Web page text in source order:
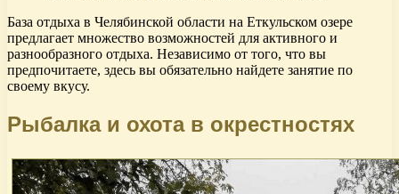
База отдыха в Челябинской области на Еткульском озере
предлагает множество возможностей для активного и
разнообразного отдыха. Независимо от того, что вы
предпочитаете, здесь вы обязательно найдете занятие по
своему вкусу.
Рыбалка и охота в окрестностях